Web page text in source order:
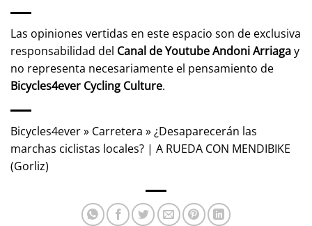
Las opiniones vertidas en este espacio son de exclusiva
responsabilidad del Canal de YoutubeAndoni Arriagay
no representa necesariamente el pensamiento de
Bicycles4ever Cycling Culture.
Bicycles4ever» Carretera »¿Desaparecerán las
marchas ciclistas locales? | A RUEDA CON MENDIBIKE
(Gorliz)